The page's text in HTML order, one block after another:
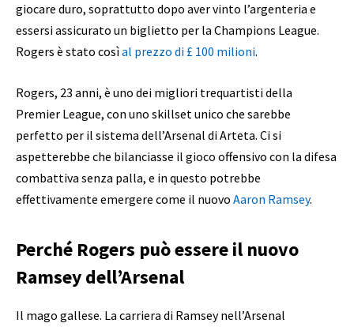
giocare duro, soprattutto dopo aver vinto l’argenteria e
essersi assicurato un biglietto per la Champions League.
Rogers è stato cosìal prezzo di £ 100 milioni.
Rogers, 23 anni, è uno dei migliori trequartisti della
Premier League, con uno skillset unico che sarebbe
perfetto per il sistema dell’Arsenal di Arteta. Ci si
aspetterebbe che bilanciasse il gioco offensivo con la difesa
combattiva senza palla, e in questo potrebbe
effettivamente emergere come il nuovo Aaron Ramsey.
Perché Rogers può essere il nuovo
Ramsey dell’Arsenal
Il mago gallese. La carriera di Ramsey nell’Arsenal